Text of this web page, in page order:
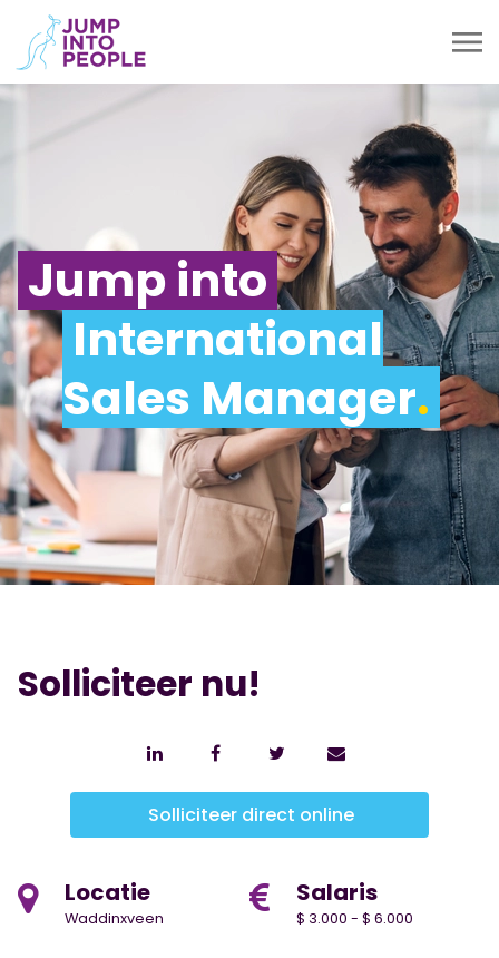
Jump into
International
Sales Manager.
Solliciteer nu!
Solliciteer direct online
Locatie
Waddinxveen
Salaris
$ 3.000 - $ 6.000